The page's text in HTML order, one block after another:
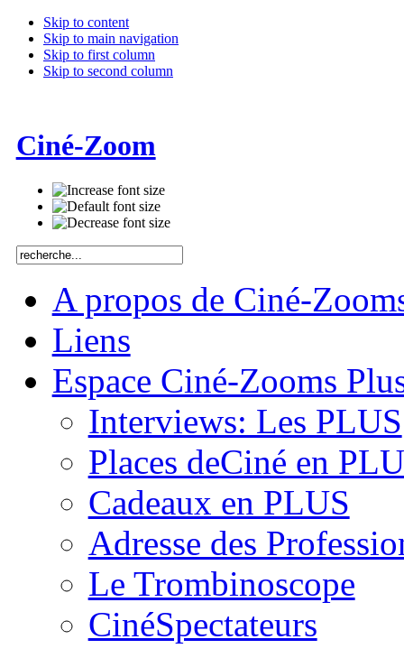
Skip to content
Skip to main navigation
Skip to first column
Skip to second column
Ciné-Zoom
A propos de Ciné-
Liens
Espace Ciné-Zooms
Interviews: Les PLUS
Places deCiné en
Cadeaux en PLUS
Adresse des
Le Trombinoscope
CinéSpectateurs